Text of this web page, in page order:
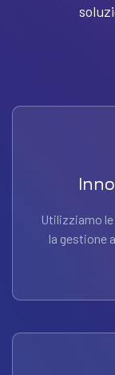
Utilizziamo
la gestione